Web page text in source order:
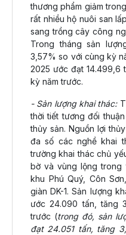
thương phẩm giảm
rất nhiều hộ nuôi san
sang trồng cây công
Trong tháng sản
3,57% so với cùng kỳ
2025 ước đạt 14.499,6
kỳ năm trước.
- Sản lượng khai thác:
thời tiết tương đối
thủy sản. Nguồn lợi
đa số các nghề khai
trường khai thác chủ
bờ và vùng lộng trong
khu Phú Quý, Côn
giàn DK-1. Sản lượng
ước 24.090 tấn, tăng
trước (trong đó, sản
đạt 24.051 tấn, tăng